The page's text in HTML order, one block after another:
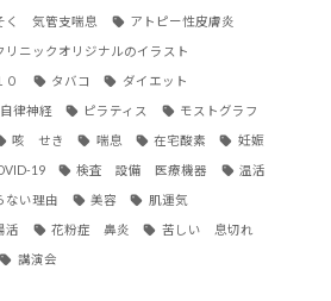
く 気管支喘息 アトピー性皮膚炎
リニックオリジナルのイラスト
０ タバコ ダイエット
律神経 ピラティス モストグラフ
咳 せき 喘息 在宅酸素 妊娠
19 検査 設備 医療機器 温活
ない理由 美容 肌運気
活 花粉症 鼻炎 苦しい 息切れ
講演会